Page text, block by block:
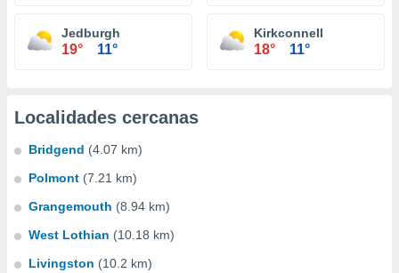
Jedburgh
19° 11°
Kirkconnell
18° 11°
Localidades cercanas
Bridgend (4.07 km)
Polmont (7.21 km)
Grangemouth (8.94 km)
West Lothian (10.18 km)
Livingston (10.2 km)